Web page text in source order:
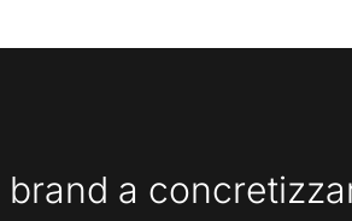
brand a